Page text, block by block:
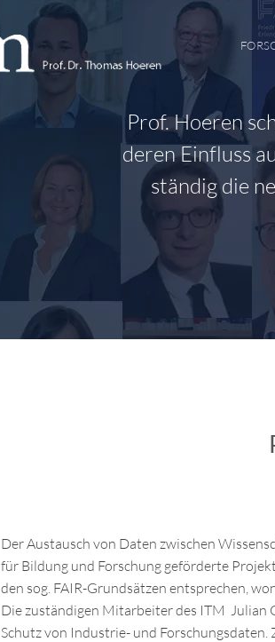
Prof. Hoeren
deren Einfluss
ständig die
Der Austausch von Daten zwischen
für Bildung und Forschung geförderte
den sog. FAIR-Grundsätzen entsprechen,
Die zuständigen Mitarbeiter des ITM Julian
Schutz von Industrie- und